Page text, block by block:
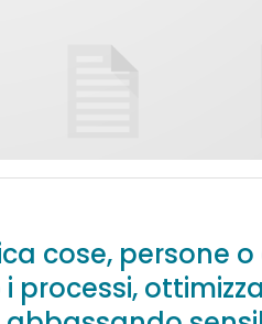
cose, persone
processi,